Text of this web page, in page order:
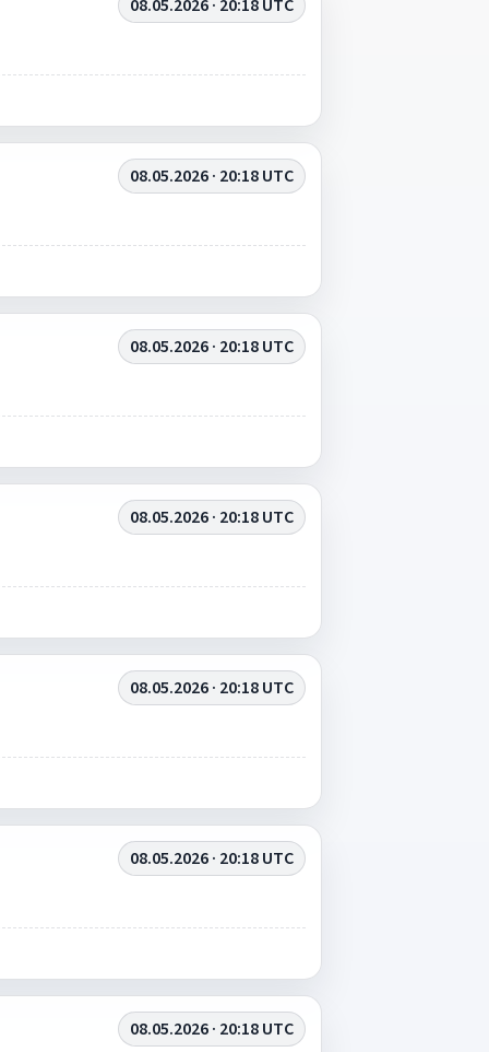
08.05.2026 · 20:18 UTC
08.05.2026 · 20:18 UTC
08.05.2026 · 20:18 UTC
08.05.2026 · 20:18 UTC
08.05.2026 · 20:18 UTC
08.05.2026 · 20:18 UTC
08.05.2026 · 20:18 UTC